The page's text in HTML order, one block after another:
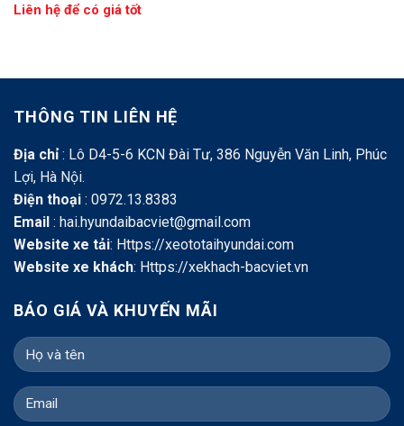
Liên hệ để có giá tốt
THÔNG TIN LIÊN HỆ
Địa chỉ: Lô D4-5-6 KCN Đài Tư, 386 Nguyễn Văn Linh, Phúc
Lợi, Hà Nội.
Điện thoại : 0972.13.8383
Email : hai.hyundaibacviet@gmail.com
Website xe tải: Https://xeototaihyundai.com
Website xe khách: Https://xekhach-bacviet.vn
BÁO GIÁ VÀ KHUYẾN MÃI